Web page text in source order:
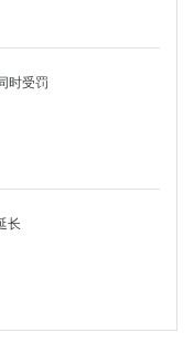
时受罚
长